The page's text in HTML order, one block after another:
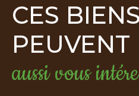
CES BIENS
PEUVENT
aussi vous